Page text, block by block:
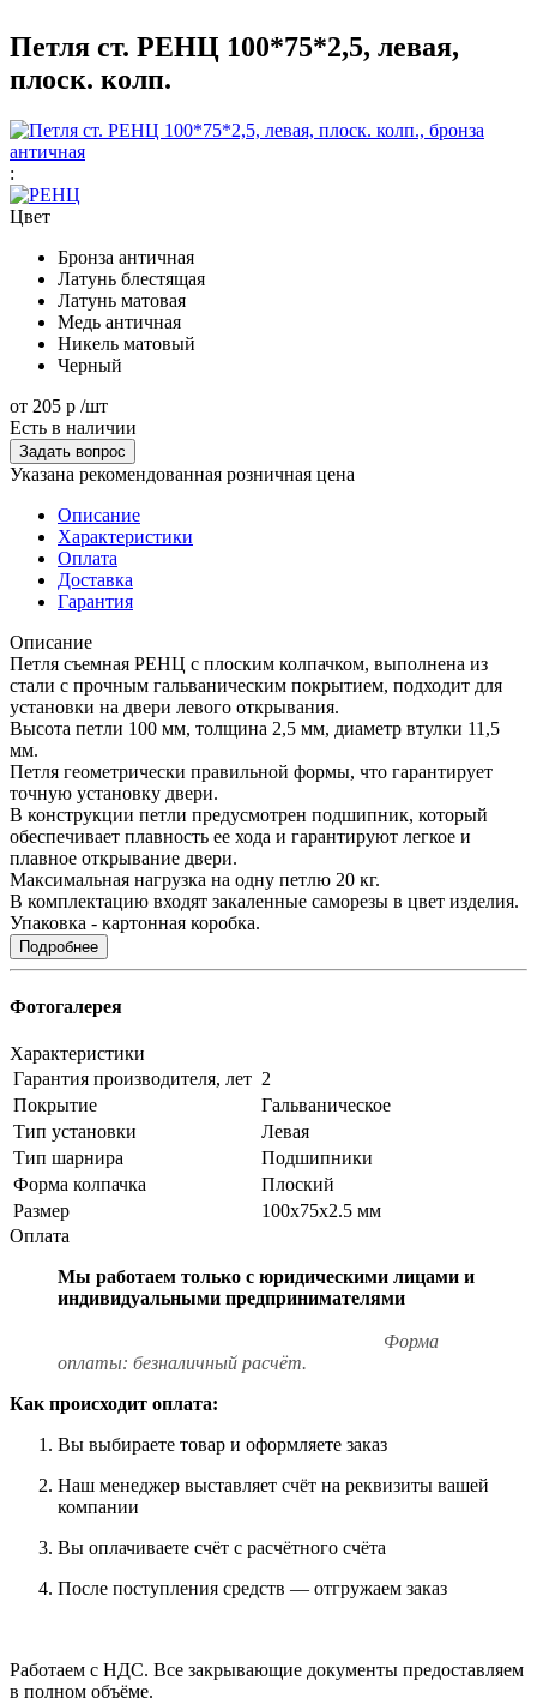
Петля ст. РЕНЦ 100*75*2,5, левая,
плоск. колп.
:
Цвет
Бронза античная
Латунь блестящая
Латунь матовая
Медь античная
Никель матовый
Черный
от 205 р /шт
Есть в наличии
Задать вопрос
Указана рекомендованная розничная цена
Описание
Характеристики
Оплата
Доставка
Гарантия
Описание
Петля съемная РЕНЦ с плоским колпачком, выполнена из
стали с прочным гальваническим покрытием, подходит для
установки на двери левого открывания.
Высота петли 100 мм, толщина 2,5 мм, диаметр втулки 11,5
мм.
Петля геометрически правильной формы, что гарантирует
точную установку двери.
В конструкции петли предусмотрен подшипник, который
обеспечивает плавность ее хода и гарантируют легкое и
плавное открывание двери.
Максимальная нагрузка на одну петлю 20 кг.
В комплектацию входят закаленные саморезы в цвет изделия.
Упаковка - картонная коробка.
Подробнее
Фотогалерея
Характеристики
Гарантия производителя, лет 2
Покрытие
Гальваническое
Тип установки
Левая
Тип шарнира
Подшипники
Форма колпачка
Плоский
Размер
100х75х2.5 мм
Оплата
Мы работаем только с юридическими лицами и
индивидуальными предпринимателями
Форма
оплаты: безналичный расчёт.
Как происходит оплата:
Вы выбираете товар и оформляете заказ
Наш менеджер выставляет счёт на реквизиты вашей
компании
Вы оплачиваете счёт с расчётного счёта
После поступления средств — отгружаем заказ
Работаем с НДС. Все закрывающие документы предоставляем
в полном объёме.